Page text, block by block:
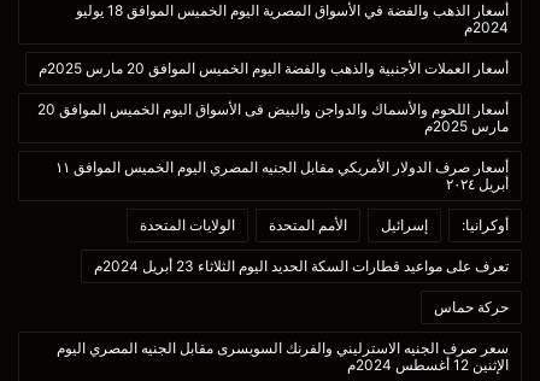
أسعار الذهب والفضة في الأسواق المصرية اليوم الخميس الموافق 18 يوليو
2024م
أسعار العملات الأجنبية والذهب والفضة اليوم الخميس الموافق 20 مارس 2025م
أسعار اللحوم والأسماك والدواجن والبيض فى الأسواق اليوم الخميس الموافق 20
مارس 2025م
أسعار صرف الدولار الأمريكي مقابل الجنيه المصري اليوم الخميس الموافق ١١
أبريل ٢٠٢٤
أوكرانيا: إسرائيل الأمم المتحدة الولايات المتحدة
تعرف على مواعيد قطارات السكة الحديد اليوم الثلاثاء 23 أبريل 2024م
حركة حماس
سعر صرف الجنيه الاسترليني والفرنك السويسرى مقابل الجنيه المصري اليوم
الإثنين 12 أغسطس 2024م